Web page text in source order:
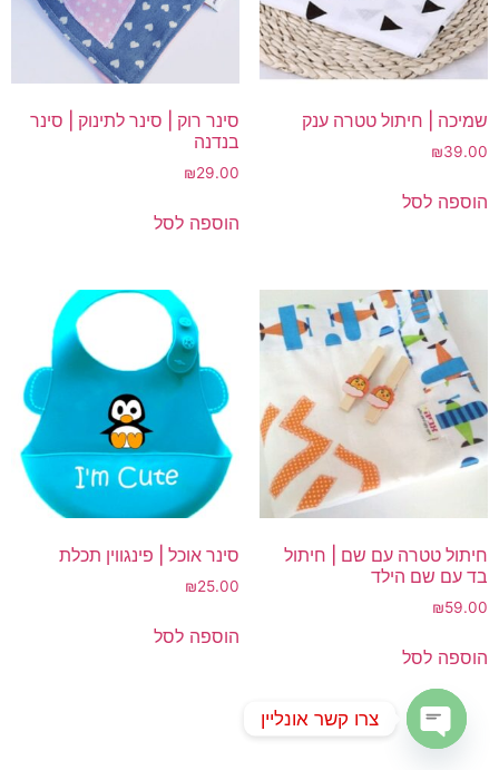
שמיכה | חיתול טטרה ענק
₪39.00
הוספה לסל
סינר רוק | סינר לתינוק | סינר
בנדנה
₪29.00
הוספה לסל
חיתול טטרה עם שם | חיתול
בד עם שם הילד
₪59.00
הוספה לסל
סינר אוכל | פינגווין תכלת
₪25.00
הוספה לסל
צרו קשר אונליין